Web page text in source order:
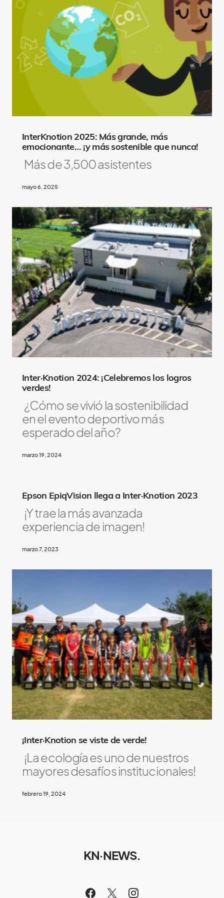
y
o
e
InterKnotion 2025: Más grande, más
emocionante… ¡y más sostenible que nunca!
Más de 3,500 asistentes
mayo 6, 2025
Inter·Knotion 2024: ¡Celebremos los logros
verdes!
¿Cómo se vivió la sostenibilidad
en el evento deportivo más
esperado del año?
marzo 19, 2024
Epson EpiqVision llega a Inter·Knotion 2023
¡Y trae la más avanzada
experiencia de imagen!
marzo 7, 2023
¡Inter·Knotion se viste de verde!
¡La ecología es uno de nuestros
mayores desafíos institucionales!
febrero 19, 2024
KN·NEWS.